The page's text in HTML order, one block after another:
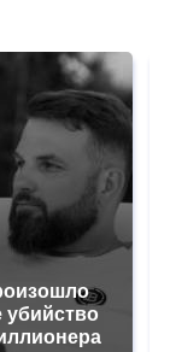
убийство